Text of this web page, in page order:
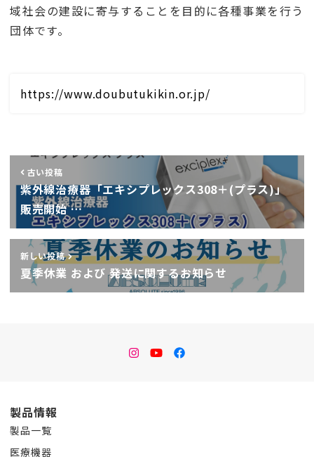
域社会の建設に寄与することを目的に各種事業を行う
団体です。
https://www.doubutukikin.or.jp/
古い投稿
紫外線治療器「エキシプレックス308＋(プラス)」
販売開始 …
新しい投稿
夏季休業 および 発送に関するお知らせ
instagram
Youtubefacebook
製品情報
製品一覧
医療機器